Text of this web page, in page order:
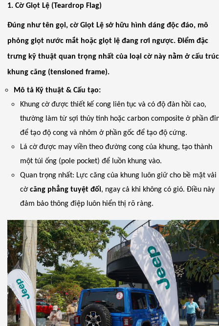
1. Cờ Giọt Lệ (Teardrop Flag)
Đúng như tên gọi, cờ Giọt Lệ sở hữu hình dáng độc đáo, mô
phỏng giọt nước mắt hoặc giọt lệ đang rơi ngược. Điểm đặc
trưng kỹ thuật quan trọng nhất của loại cờ này nằm ởcấu trúc
khung căng (tensioned frame).
Mô tả Kỹ thuật & Cấu tạo:
Khung cờ được thiết kế cong liên tục và có độ đàn hồi cao,
thường làm từ sợi thủy tinh hoặc carbon composite ở phần
để tạo độ cong và nhôm ở phần gốc để tạo độ cứng.
Lá cờ được may viền theo đường cong của khung, tạo thành
một túi ống (pole pocket) để luồn khung vào.
Quan trọng nhất: Lực căng của khung luôn giữ cho bề mặt vải
cờcăng phẳng tuyệt đối, ngay cả khi không có gió. Điều này
đảm bảo thông điệp luôn hiển thị rõ ràng.